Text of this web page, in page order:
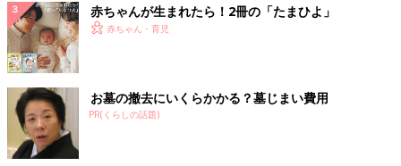
赤ちゃんが生まれたら！2冊の「たまひよ」
赤ちゃん・育児
お墓の撤去にいくらかかる？墓じまい費用
PR(くらしの話題)